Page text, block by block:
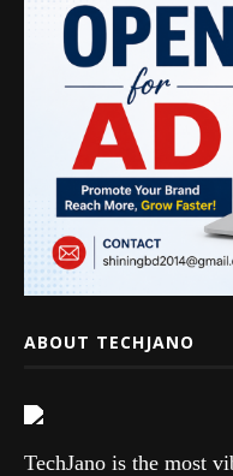
ABOUT TECHJANO
TechJano is the most